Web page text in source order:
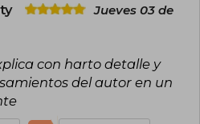
entre ellos, El reencuentro de los
Jueves 03 de
con harto detalle y
del autor en un